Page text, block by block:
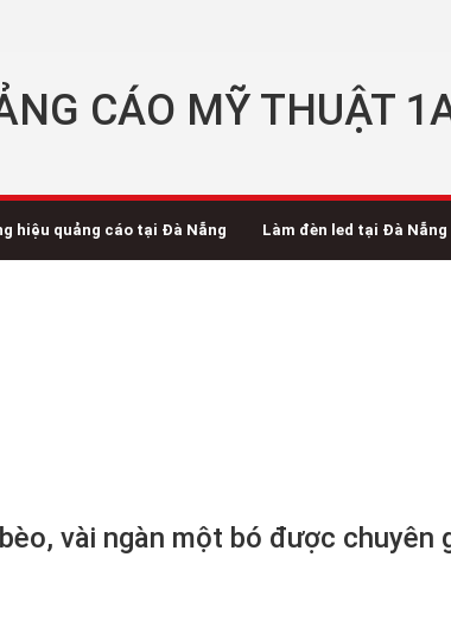
CÁO MỸ THUẬT
hiệu quảng cáo tại Đà Nẵng Làm đèn led tại Đà Nẵng
vài ngàn một bó được